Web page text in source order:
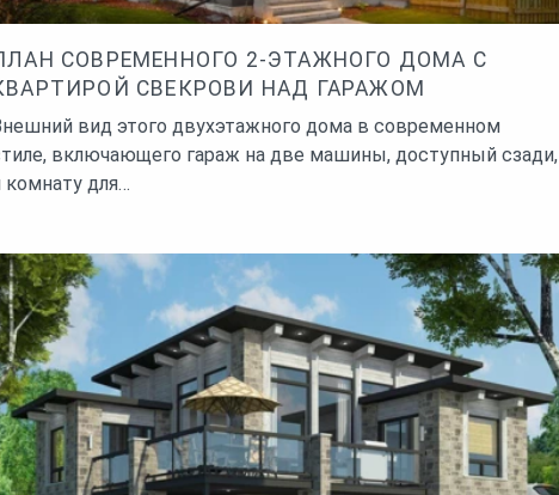
СОВРЕМЕННОГО 2-ЭТАЖНОГО ДОМА С
СВЕКРОВИ НАД ГАРАЖОМ
вид этого двухэтажного дома в современном
включающего гараж на две машины, доступный сзади,
комнату для…